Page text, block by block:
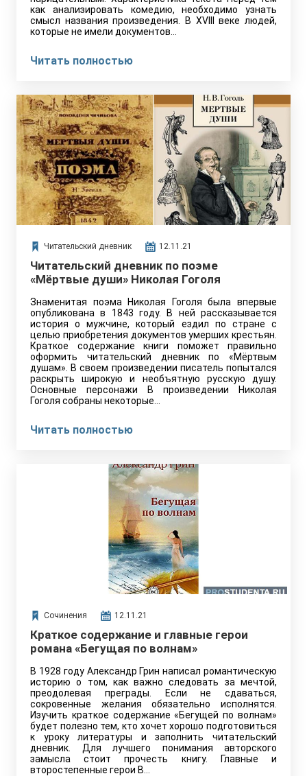
как анализировать комедию, необходимо узнать
смысл названия произведения. В XVIII веке людей,
которые не имели документов…
Читать полностью
Читательский дневник 12.11.21
Читательский дневник по поэме
«Мёртвые души» Николая Гоголя
Знаменитая поэма Николая Гоголя была впервые
опубликована в 1843 году. В ней рассказывается
история о мужчине, который ездил по стране с
целью приобретения документов умерших крестьян.
Краткое содержание книги поможет правильно
оформить читательский дневник по «Мёртвым
душам». В своем произведении писатель попытался
раскрыть широкую и необъятную русскую душу.
Основные персонажи В произведении Николая
Гоголя собраны некоторые…
Читать полностью
Сочинения 12.11.21
Краткое содержание и главные герои
романа «Бегущая по волнам»
В 1928 году Александр Грин написал романтическую
историю о том, как важно следовать за мечтой,
преодолевая преграды. Если не сдаваться,
сокровенные желания обязательно исполнятся.
Изучить краткое содержание «Бегущей по волнам»
будет полезно тем, кто хочет хорошо подготовиться
к уроку литературы и заполнить читательский
дневник. Для лучшего понимания авторского
замысла стоит прочесть книгу. Главные и
второстепенные герои В…